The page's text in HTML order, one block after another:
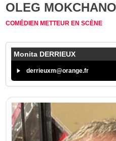
OLEG
COMÉDIEN METTEUR EN SCÈNE
Monita DERRIEUX
derrieuxm@orange.fr